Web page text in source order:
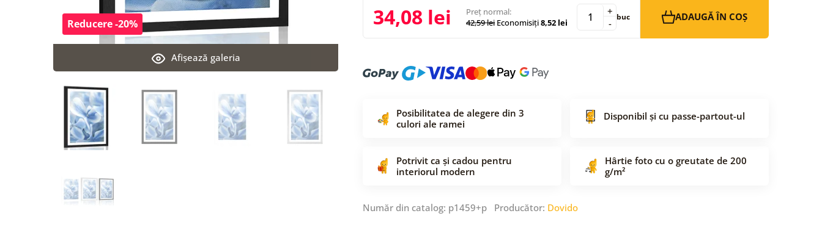
Afişează galeria
Reducere -20% 34,08 lei
Preț normal:
42,59 lei Economisiți8,52 lei -
+ buc ADAUGĂ ÎN COȘ
Posibilitatea de alegere din 3
culori ale ramei
Disponibil și cu passe-partout-ul
Potrivit ca și cadou pentru
interiorul modern
Hârtie foto cu o greutate de 200
g/m²
Număr din catalog: p1459+p Producător: Dovido